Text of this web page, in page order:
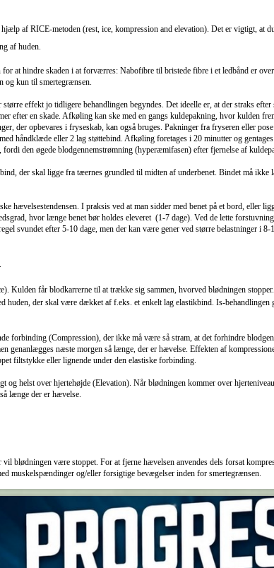
af RICE-metoden (rest, ice, kompression and elevation). Det er vigtigt, at
af huden.
at hindre skaden i at forværres: Nabofibre til bristede fibre i et ledbånd er
og kun til smertegrænsen.
effekt jo tidligere behandlingen begyndes. Det ideelle er, at der straks
efter en skade. Afkøling kan ske med en gangs kuldepakning, hvor kulden
der opbevares i fryseskab, kan også bruges. Pakninger fra fryseren eller
håndklæde eller 2 lag støttebind. Afkøling foretages i 20 minutter og
fordi den øgede blodgennemstrømning (hyperæmifasen) efter fjernelse af
der skal ligge fra tæernes grundled til midten af underbenet. Bindet må ikke
hævelsestendensen. I praksis ved at man sidder med benet på et bord, eller
hvor længe benet bør holdes eleveret (1-7 dage). Ved de lette
svundet efter 5-10 dage, men der kan være gener ved større belastninger i 8-
Kulden får blodkarrerne til at trække sig sammen, hvorved blødningen
huden, der skal være dækket af f.eks. et enkelt lag elastikbind. Is-behandlingen
forbinding (Compression), der ikke må være så stram, at det forhindre
genanlægges næste morgen så længe, der er hævelse. Effekten af
filtstykke eller lignende under den elastiske forbinding.
og helst over hjertehøjde (Elevation). Når blødningen kommer over
længe der er hævelse.
blødningen være stoppet. For at fjerne hævelsen anvendes dels forsat
muskelspændinger og/eller forsigtige bevægelser inden for smertegrænsen.